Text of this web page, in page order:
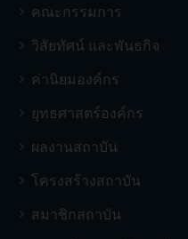
คณะกรรมการ
วิสัยทัศน์ และพันธกิจ
ค่านิยมองค์กร
ยุทธศาสตร์องค์กร
ผลงานสถาบัน
โครงสร้างสถาบัน
สมาชิกสถาบัน